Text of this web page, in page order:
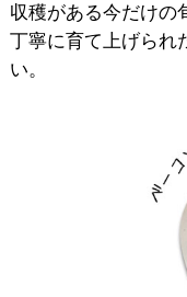
収穫がある今だけの
丁寧に育て上げられ
い。